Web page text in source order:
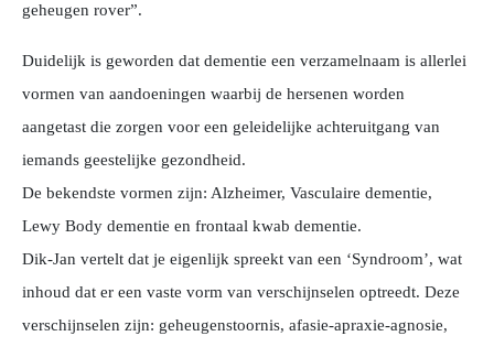
geheugen rover”.
Duidelijk is geworden dat dementie een verzamelnaam is allerlei
vormen van aandoeningen waarbij de hersenen worden
aangetast die zorgen voor een geleidelijke achteruitgang van
iemands geestelijke gezondheid.
De bekendste vormen zijn: Alzheimer, Vasculaire dementie,
Lewy Body dementie en frontaal kwab dementie.
Dik-Jan vertelt dat je eigenlijk spreekt van een ‘Syndroom’, wat
inhoud dat er een vaste vorm van verschijnselen optreedt. Deze
verschijnselen zijn: geheugenstoornis, afasie-apraxie-agnosie,